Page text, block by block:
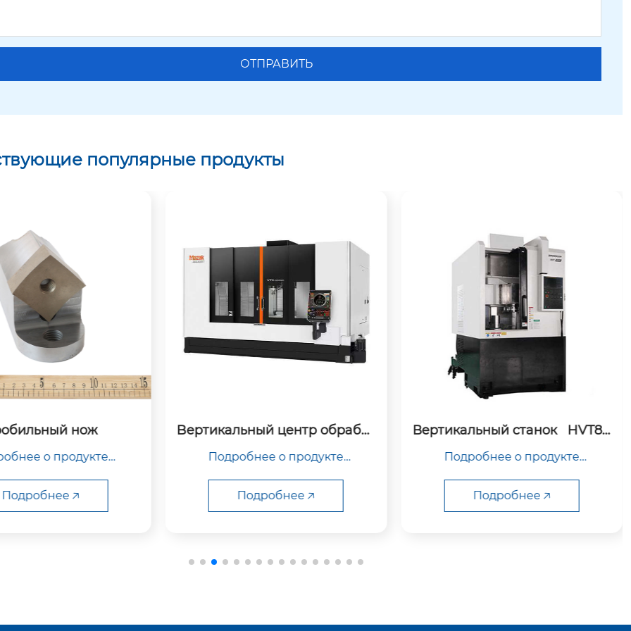
популярные продукты
центр обработ
о продукте
устройства
Подробнее 🡥
Вертикальный станок   HVT80
Подробнее о продукте
Имя устройства
Подробнее 🡥
Теплоотводящее основание
Подробнее о продукте
Изделие №
Подробнее 🡥